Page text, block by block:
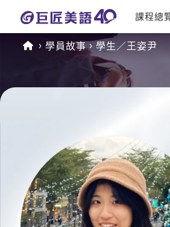
課程總
日語課
表
學員故事 學生／王姿尹